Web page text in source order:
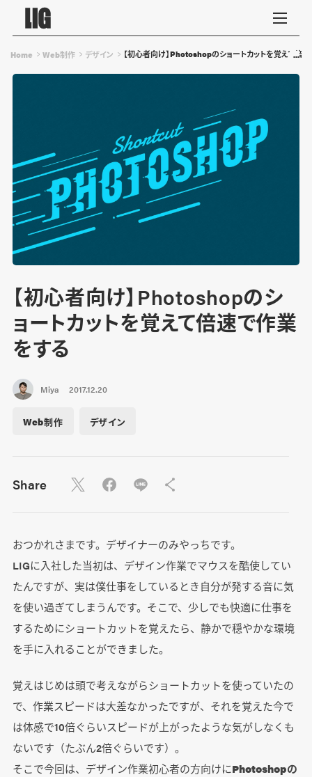
Home Web制作 デザイン 【初心者向け】Photoshopのショートカットを覚えて倍
【初心者向け】Photoshopのシ
ョートカットを覚えて倍速で作業
をする
Miya 2017.12.20
Web制作 デザイン
Share
おつかれさまです。デザイナーのみやっちです。
LIGに入社した当初は、デザイン作業でマウスを酷使してい
たんですが、実は僕仕事をしているとき自分が発する音に気
を使い過ぎてしまうんです。そこで、少しでも快適に仕事を
するためにショートカットを覚えたら、静かで穏やかな環境
を手に入れることができました。
覚えはじめは頭で考えながらショートカットを使っていたの
で、作業スピードは大差なかったですが、それを覚えた今で
は体感で10倍ぐらいスピードが上がったような気がしなくも
ないです（たぶん2倍ぐらいです）。
そこで今回は、デザイン作業初心者の方向けにPhotoshopの